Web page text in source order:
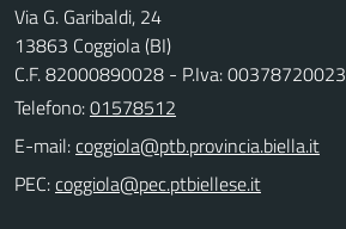
Via G. Garibaldi, 24
13863 Coggiola (BI)
C.F. 82000890028 - P.Iva: 00378720023
Telefono:01578512
E-mail:
PEC: